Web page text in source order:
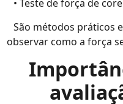
• Teste de força de
São métodos práticos
observar como a força